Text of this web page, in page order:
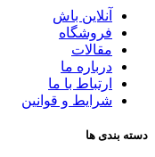
آنلاین باش
فروشگاه
مقالات
درباره ما
ارتباط با ما
شرایط و قوانین
دسته بندی ها